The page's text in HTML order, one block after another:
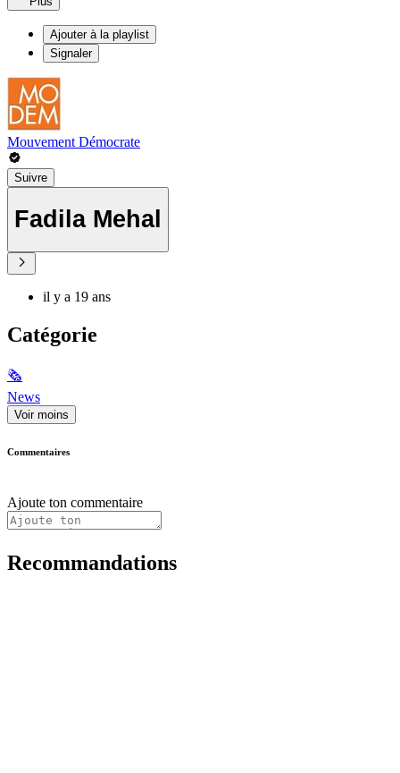
Ajouter à la playlist
Signaler
Mouvement Démocrate
Suivre
Fadila Mehal
il y a 19 ans
Catégorie
🗞
News
Voir moins
Commentaires
Ajoute ton commentaire
Recommandations